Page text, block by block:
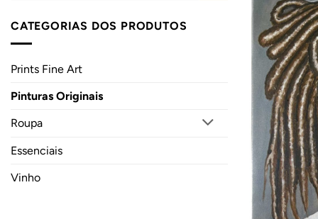
CATEGORIAS DOS PRODUTOS
Prints Fine Art
Pinturas Originais
Roupa
Essenciais
Vinho